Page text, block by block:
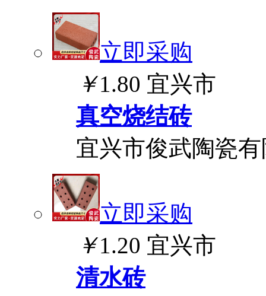
立即采购
￥1.80 宜兴市
真空烧结砖
宜兴市俊武陶瓷
立即采购
￥1.20 宜兴市
清水砖